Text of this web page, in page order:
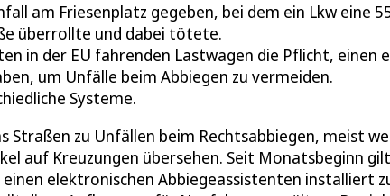
am Friesenplatz gegeben, bei dem ein Lkw eine
überrollte und dabei tötete.
in der EU fahrenden Lastwagen die Pflicht, einen
um Unfälle beim Abbiegen zu vermeiden.
Systeme.
Straßen zu Unfällen beim Rechtsabbiegen, meist
auf Kreuzungen übersehen. Seit Monatsbeginn
elektronischen Abbiegeassistenten installiert